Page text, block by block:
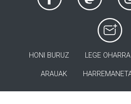
HONI BURUZ LEGE OHARRA
ARAUAK